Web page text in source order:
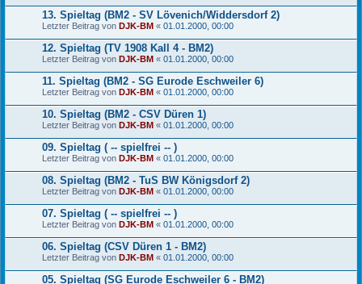
13. Spieltag (BM2 - SV Lövenich/Widdersdorf 2)
Letzter Beitrag von DJK-BM « 01.01.2000, 00:00
12. Spieltag (TV 1908 Kall 4 - BM2)
Letzter Beitrag von DJK-BM « 01.01.2000, 00:00
11. Spieltag (BM2 - SG Eurode Eschweiler 6)
Letzter Beitrag von DJK-BM « 01.01.2000, 00:00
10. Spieltag (BM2 - CSV Düren 1)
Letzter Beitrag von DJK-BM « 01.01.2000, 00:00
09. Spieltag ( -- spielfrei -- )
Letzter Beitrag von DJK-BM « 01.01.2000, 00:00
08. Spieltag (BM2 - TuS BW Königsdorf 2)
Letzter Beitrag von DJK-BM « 01.01.2000, 00:00
07. Spieltag ( -- spielfrei -- )
Letzter Beitrag von DJK-BM « 01.01.2000, 00:00
06. Spieltag (CSV Düren 1 - BM2)
Letzter Beitrag von DJK-BM « 01.01.2000, 00:00
05. Spieltag (SG Eurode Eschweiler 6 - BM2)